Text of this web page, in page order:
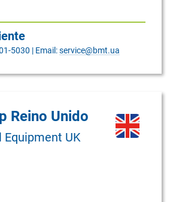
5030 | Email:service@bmt.ua
Reino Unido
Equipment UK